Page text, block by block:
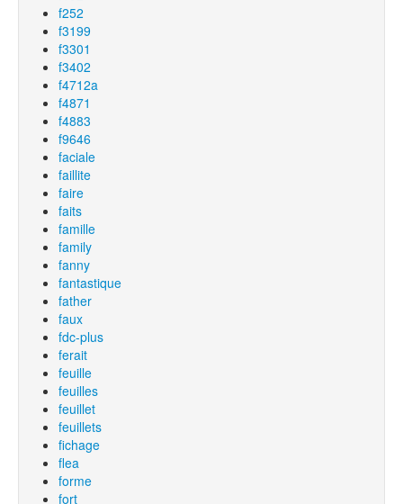
f252
f3199
f3301
f3402
f4712a
f4871
f4883
f9646
faciale
faillite
faire
faits
famille
family
fanny
fantastique
father
faux
fdc-plus
ferait
feuille
feuilles
feuillet
feuillets
fichage
flea
forme
fort